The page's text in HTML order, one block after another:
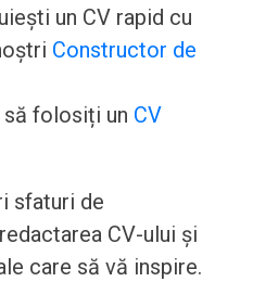
un CV rapid cu
Constructor de
să folosiți un CV
sfaturi de
CV-ului și
care să vă inspire.